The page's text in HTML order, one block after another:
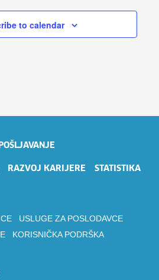
to calendar
RAZVOJ KARIJERE
STATISTIKA
USLUGE ZA POSLODAVCE
KORISNIČKA PODRŠKA